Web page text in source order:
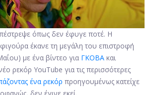
όπως δεν έφυγε ποτέ. Η
έκανε τη μεγάλη του επιστροφή
με ένα βίντεο για ΓΚΟΒΑ και
ρεκόρ YouTube για τις περισσότερες
ένα ρεκόρ προηγουμένως κατείχε